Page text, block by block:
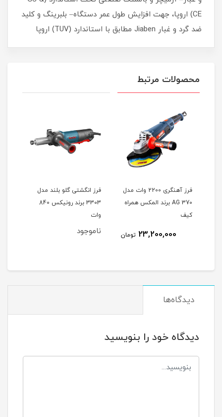
CE) اروپا، جهت افزایش طول عمر دستگاه– بلبرینگ و کلید
ضد گرد و غبار Jiaben مطابق با استاندارد (TUV) اروپا
محصولات مرتبط
فرز آهنگری 2200 وات مدل
370 AG برند المکس همراه
کیف
23,200,000 تومان
فرز انگشتی گلو بلند مدل
3303 برند رونیکس 840
وات
ناموجود
دیدگاه‌ها
دیدگاه خود را بنویسید